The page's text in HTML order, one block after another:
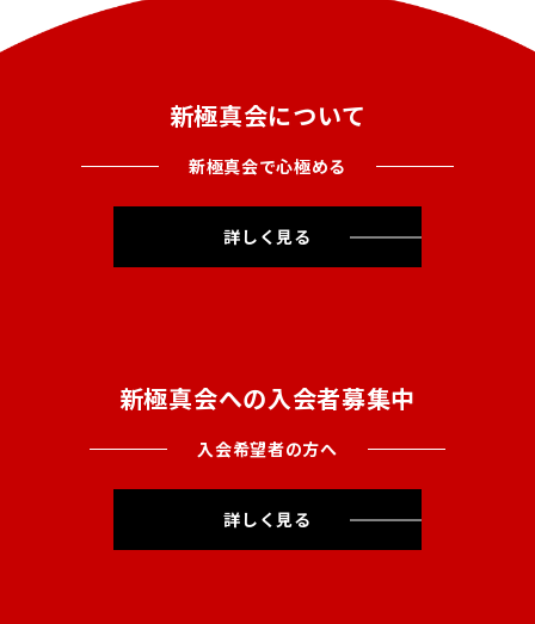
新極真会について
新極真会で心極める
詳しく見る
新極真会への入会者募集中
入会希望者の方へ
詳しく見る